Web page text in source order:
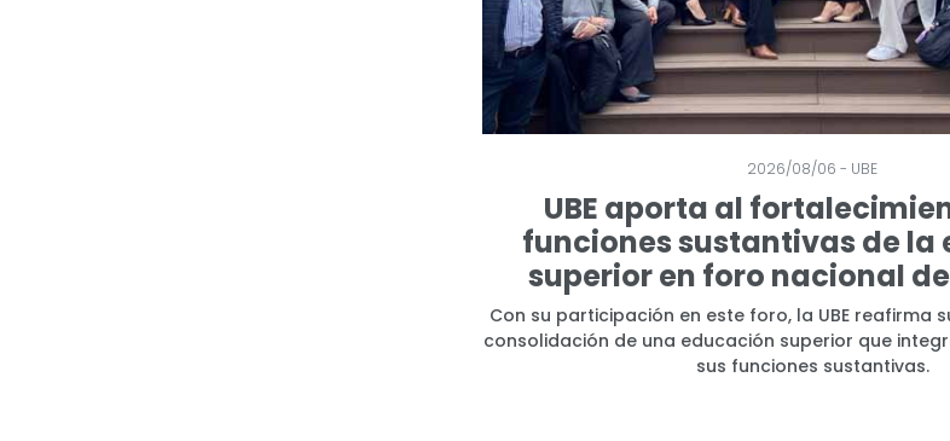
2026/08/06 - UBE
UBE aporta al
funciones sustantivas de la
superior en foro nacional de
Con su participación en este foro, la UBE reafirma
consolidación de una educación superior que
sus funciones sustantivas.